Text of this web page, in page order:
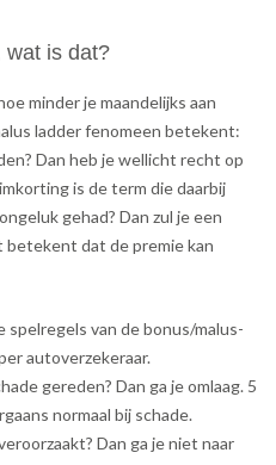
wat is dat?
minder je maandelijks aan
ladder fenomeen betekent:
Dan heb je wellicht recht op
is de term die daarbij
gehad? Dan zul je een
betekent dat de premie kan
van de bonus/malus-
autoverzekeraar.
gereden? Dan ga je omlaag. 5
normaal bij schade.
Dan ga je niet naar